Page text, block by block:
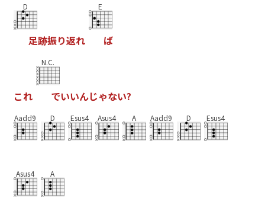
D
足跡振り返れ
E
ば
これ
N.C.
でいいんじゃない?
Aadd9 D Esus4 Asus4 A Aadd9 D Esus4
Asus4 A